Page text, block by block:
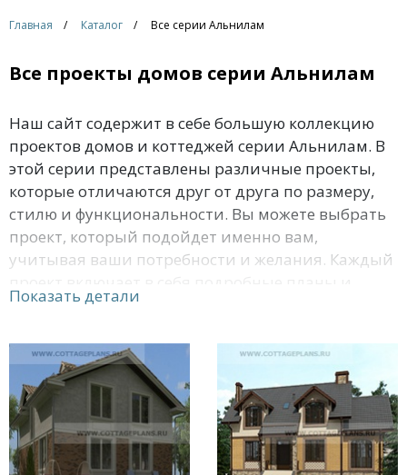
Главная Каталог Все серии Альнилам
Все проекты домов серии Альнилам
Наш сайт содержит в себе большую коллекцию
проектов домов и коттеджей серии Альнилам. В
этой серии представлены различные проекты,
которые отличаются друг от друга по размеру,
стилю и функциональности. Вы можете выбрать
проект, который подойдет именно вам,
учитывая ваши потребности и желания. Каждый
спецификации, которые помогут вам лучше
также можете ознакомиться с фотографиями и
виртуальными турами, чтобы получить более
полное представление о проекте. Мы
постарались предложить нашим клиентам
наилучшие решения для их будущих домов и
коттеджей, и серия Альнилам - отличный
Показать детали